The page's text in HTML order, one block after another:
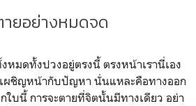
ยอย่างหมดจด
หมดทั้งปวงอยู่ตรงนี้ ตรงหน้าเรานี่เอง
ผชิญหน้ากับปัญหา นั่นแหละคือทางออก
ใบนี้ การจะตายที่จิตนั้นมีทางเดียว อย่า